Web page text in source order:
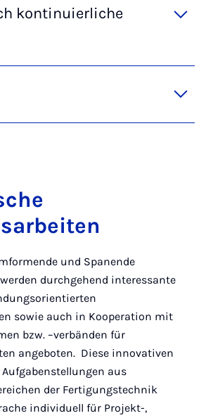
kontinuierliche
und Spanende
durchgehend interessante
sowie auch in Kooperation mit
bzw. –verbänden für
angeboten. Diese innovativen
aus
der Fertigungstechnik
individuell für Projekt-,